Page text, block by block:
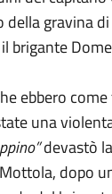
della gravina di
brigante
ebbero
una
devastò
dopo